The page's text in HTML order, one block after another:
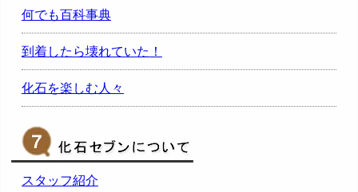
何でも百科事典
到着したら壊れていた！
化石を楽しむ人々
スタッフ紹介